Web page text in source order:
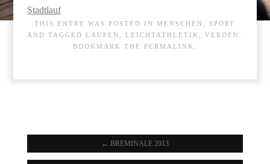
Stadtlauf
THIS ENTRY WAS POSTED IN MENSCHEN
SPORT
AND TAGGED
LAUFEN LEICHTATHLETIK ,VERDEN
BOOKMARK THE
PERMALINK
← BREMINALE 2013